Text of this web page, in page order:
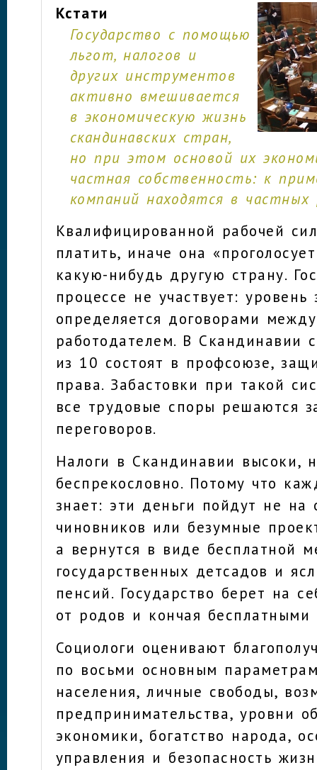
Кстати
Государство с помощью
льгот, налогов и
других инструментов
активно вмешивается
в экономическую жизнь
скандинавских стран,
но при этом основой их
частная собственность: к
компаний находятся в частных
Квалифицированной рабочей
платить, иначе она
какую-нибудь другую страну.
процессе не участвует: уровень
определяется договорами
работодателем. В Скандинавии
из 10 состоят в профсоюзе,
права. Забастовки при такой
все трудовые споры решаются
переговоров.
Налоги в Скандинавии высоки,
беспрекословно. Потому что
знает: эти деньги пойдут не на
чиновников или безумные
а вернутся в виде бесплатной
государственных детсадов и
пенсий. Государство берет на
от родов и кончая бесплатными
Социологи оценивают
по восьми основным
населения, личные свободы,
предпринимательства, уровни
экономики, богатство народа,
управления и безопасность